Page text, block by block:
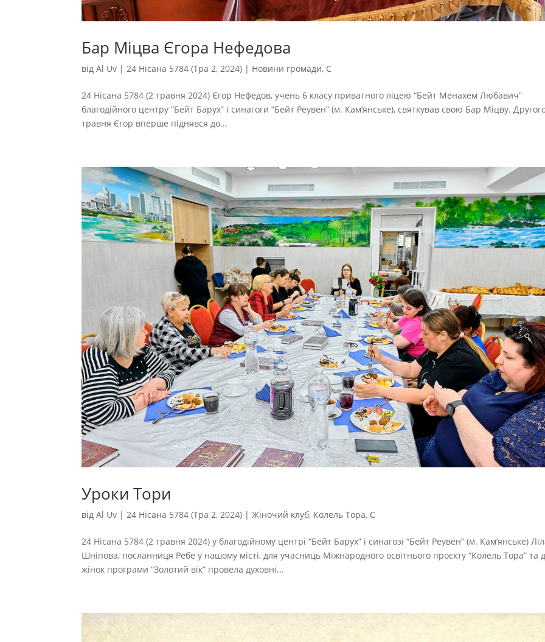
Бар Міцва Єгора Нефедова
відAl Uv | 24 Нісана 5784 (Тра 2, 2024) | Новини громади, С
24 Нісана 5784 (2 травня 2024) Єгор Нефедов, учень 6 класу приватного ліцею “Бейт Менахем Любавич”
благодійного центру “Бейт Барух” і синагоги “Бейт Реувен” (м. Кам’янське), святкував свою Бар Міцву.
травня Єгор вперше піднявся до...
Уроки Тори
відAl Uv |24 Нісана 5784 (Тра 2, 2024) |Жіночий клуб, Колель Тора, С
24 Нісана 5784 (2 травня 2024) у благодійному центрі “Бейт Барух” і синагозі “Бейт Реувен” (м. Кам’янське)
Шніпова, посланниця Ребе у нашому місті, для учасниць Міжнародного освітнього проєкту “Колель Тора” та
жінок програми “Золотий вік” провела духовні...